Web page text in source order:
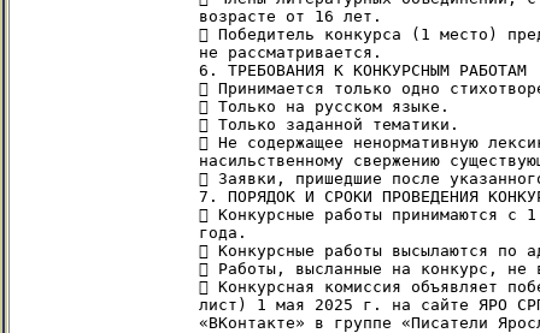
возрасте от 16 лет.
 Победитель конкурса (1 место)
не рассматривается.
6. ТРЕБОВАНИЯ К КОНКУРСНЫМ РАБОТАМ
 Принимается только одно
 Только на русском языке.
 Только заданной тематики.
 Не содержащее ненормативную
насильственному свержению
 Заявки, пришедшие после
7. ПОРЯДОК И СРОКИ ПРОВЕДЕНИЯ
 Конкурсные работы принимаются с
года.
 Конкурсные работы высылаются по
 Работы, высланные на конкурс, не
 Конкурсная комиссия объявляет
лист) 1 мая 2025 г. на сайте ЯРО
«ВКонтакте» в группе «Писатели